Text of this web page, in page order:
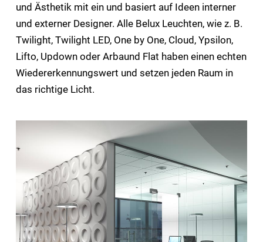
und Ästhetik mit ein und basiert auf Ideen interner
und externer Designer. Alle Belux Leuchten, wie z. B.
Twilight, Twilight LED, One by One, Cloud, Ypsilon,
Lifto, Updown oder Arbaund Flat haben einen echten
Wiedererkennungswert und setzen jeden Raum in
das richtige Licht.